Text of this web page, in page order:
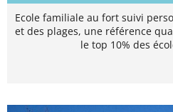
Ecole familiale au fort suivi
et des plages, une référence
le top 10% des